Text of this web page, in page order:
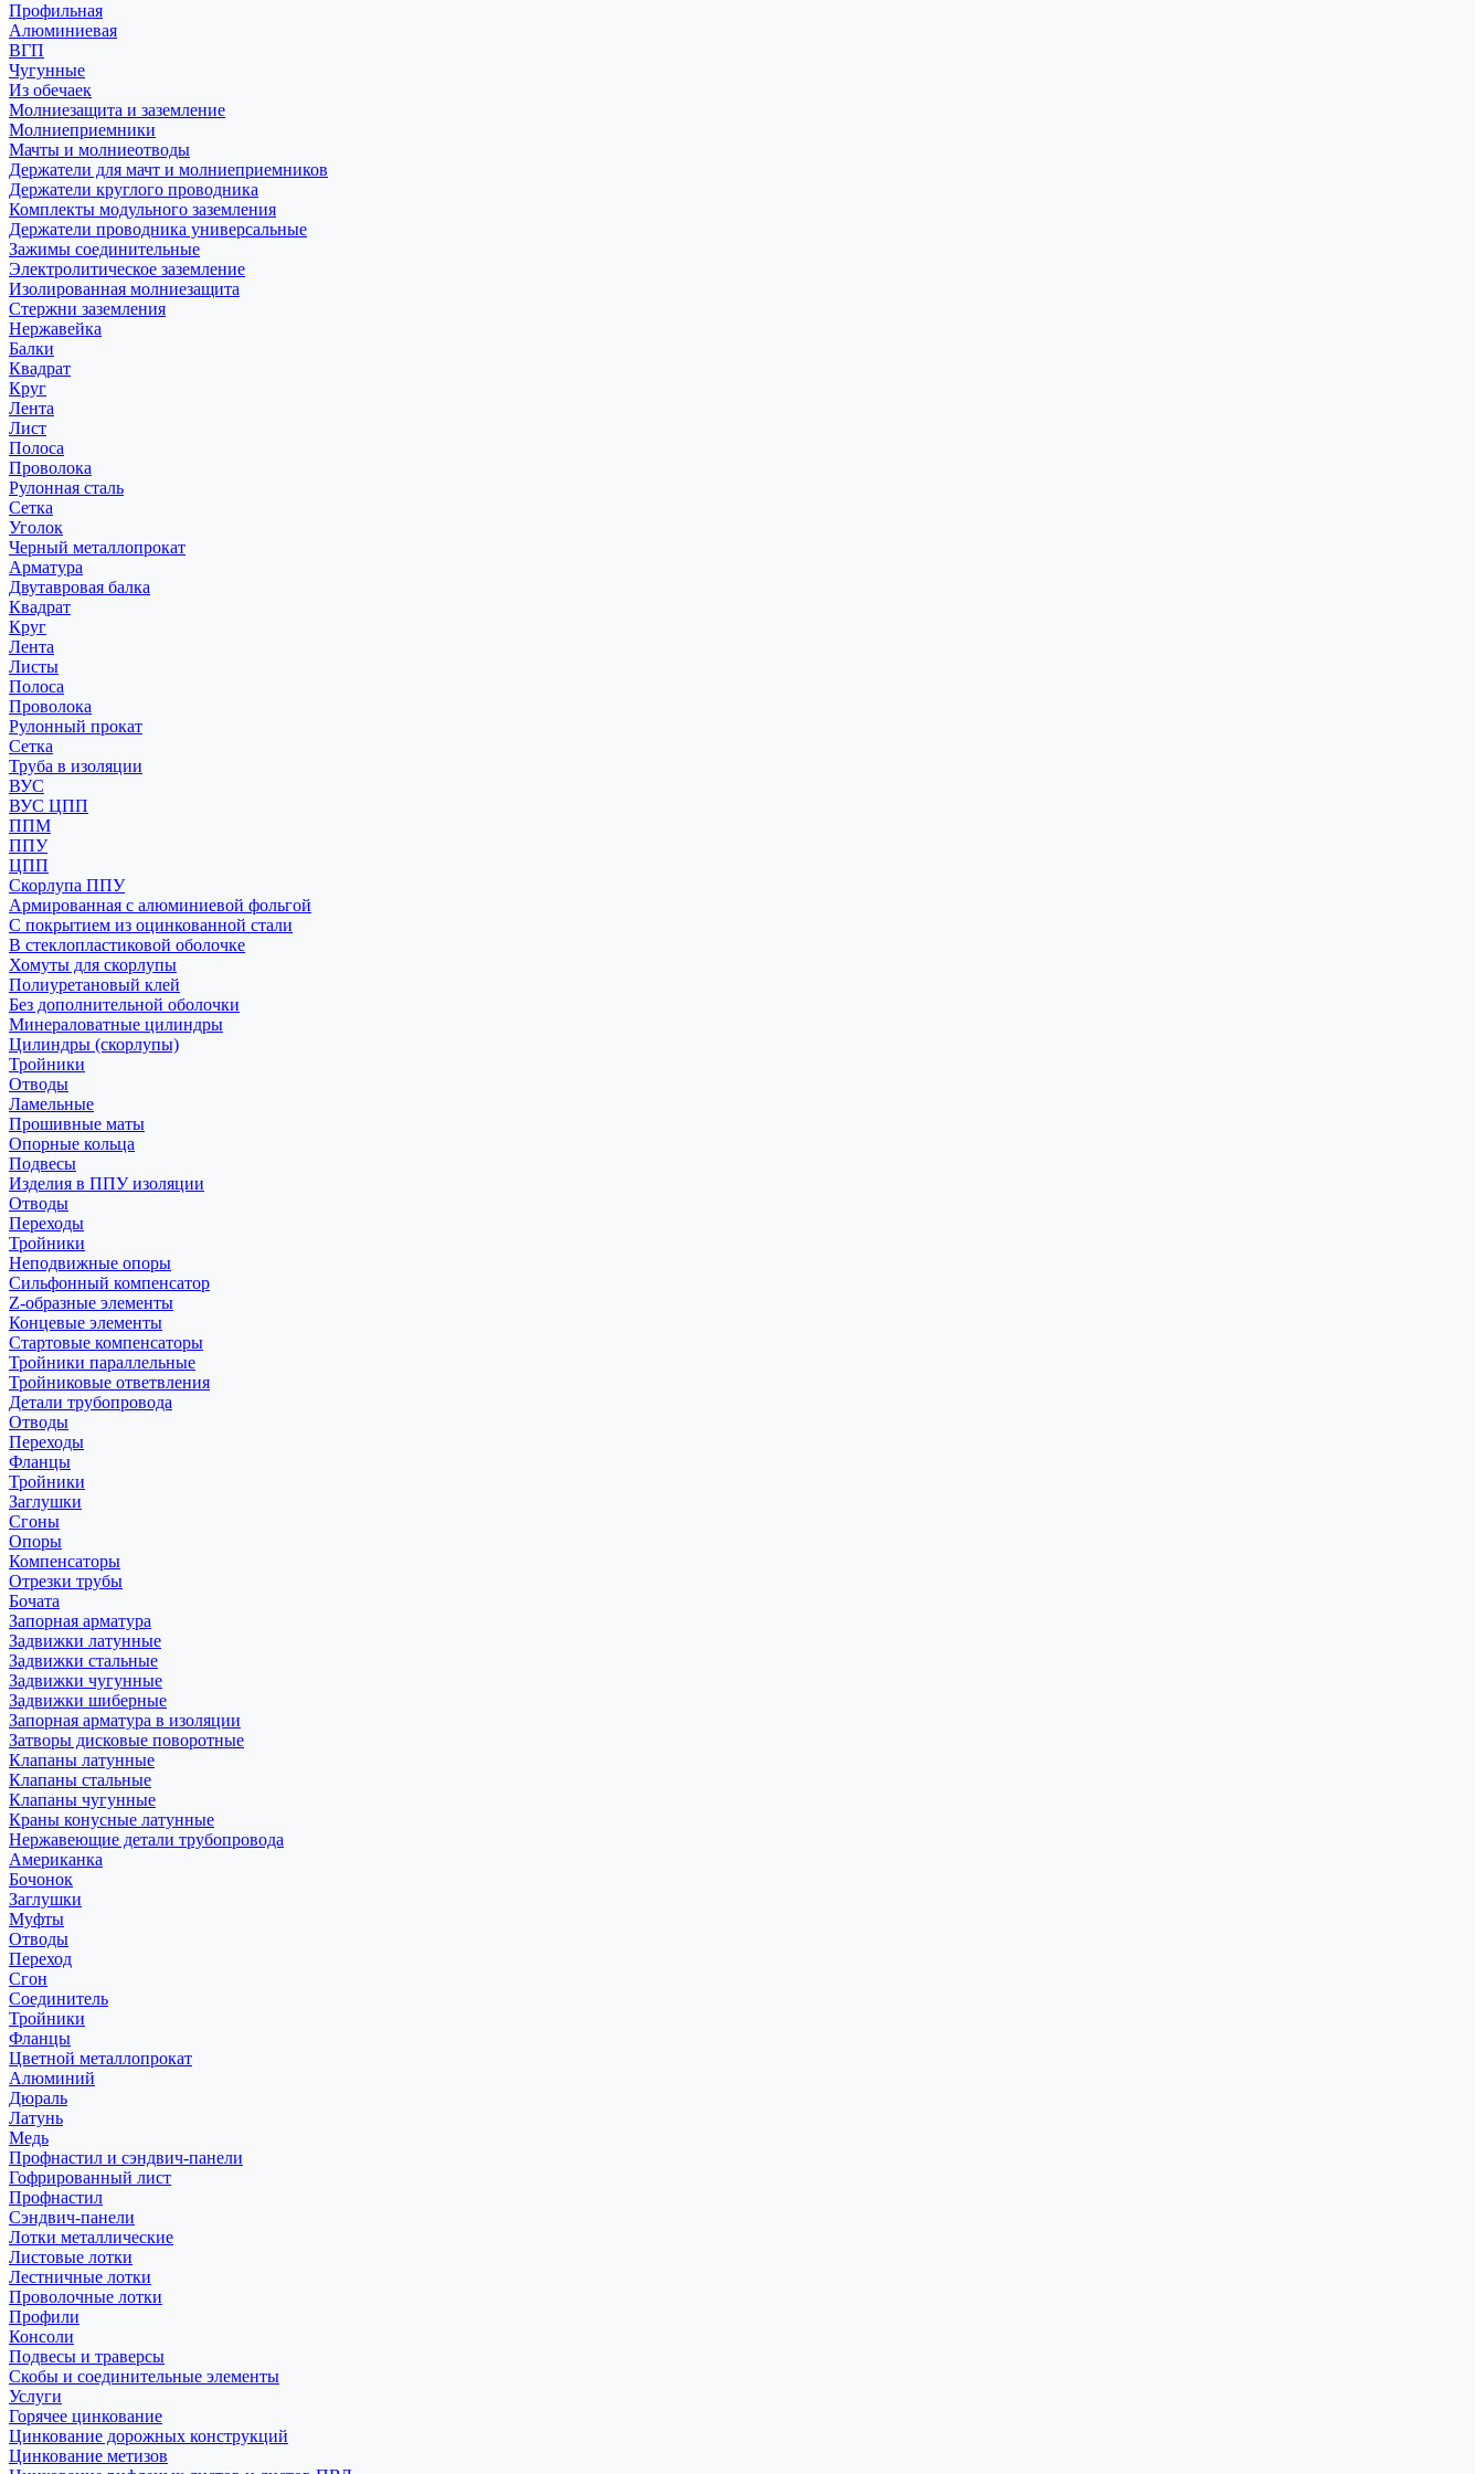
Профильная
Алюминиевая
ВГП
Чугунные
Из обечаек
Молниезащита и заземление
Молниеприемники
Мачты и молниеотводы
Держатели для мачт и молниеприемников
Держатели круглого проводника
Комплекты модульного заземления
Держатели проводника универсальные
Зажимы соединительные
Электролитическое заземление
Изолированная молниезащита
Стержни заземления
Нержавейка
Балки
Квадрат
Круг
Лента
Лист
Полоса
Проволока
Рулонная сталь
Сетка
Уголок
Черный металлопрокат
Арматура
Двутавровая балка
Квадрат
Круг
Лента
Листы
Полоса
Проволока
Рулонный прокат
Сетка
Труба в изоляции
ВУС
ВУС ЦПП
ППМ
ППУ
ЦПП
Скорлупа ППУ
Армированная с алюминиевой фольгой
С покрытием из оцинкованной стали
В стеклопластиковой оболочке
Хомуты для скорлупы
Полиуретановый клей
Без дополнительной оболочки
Минераловатные цилиндры
Цилиндры (скорлупы)
Тройники
Отводы
Ламельные
Прошивные маты
Опорные кольца
Подвесы
Изделия в ППУ изоляции
Отводы
Переходы
Тройники
Неподвижные опоры
Cильфонный компенсатор
Z-образные элементы
Концевые элементы
Стартовые компенсаторы
Тройники параллельные
Тройниковые ответвления
Детали трубопровода
Отводы
Переходы
Фланцы
Тройники
Заглушки
Сгоны
Опоры
Компенсаторы
Отрезки трубы
Бочата
Запорная арматура
Задвижки латунные
Задвижки стальные
Задвижки чугунные
Задвижки шиберные
Запорная арматура в изоляции
Затворы дисковые поворотные
Клапаны латунные
Клапаны стальные
Клапаны чугунные
Краны конусные латунные
Нержавеющие детали трубопровода
Американка
Бочонок
Заглушки
Муфты
Отводы
Переход
Сгон
Соединитель
Тройники
Фланцы
Цветной металлопрокат
Алюминий
Дюраль
Латунь
Медь
Профнастил и сэндвич-панели
Гофрированный лист
Профнастил
Сэндвич-панели
Лотки металлические
Листовые лотки
Лестничные лотки
Проволочные лотки
Профили
Консоли
Подвесы и траверсы
Скобы и соединительные элементы
Услуги
Горячее цинкование
Цинкование дорожных конструкций
Цинкование метизов